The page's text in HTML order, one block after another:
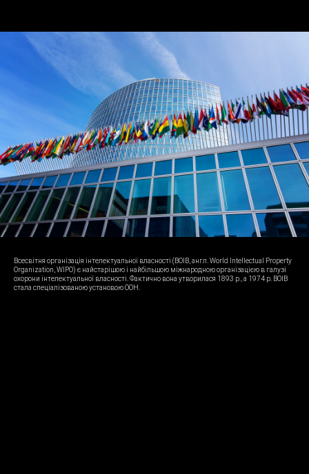
Всесвітня організація інтелектуальної власності (ВОІВ, англ. World Intellectual Property
Organization, WIPO) є найстарішою і найбільшою міжнародною організацією в галузі
охорони інтелектуальної власності. Фактично вона утворилася 1893 р., а 1974 р. ВОІВ
стала спеціалізованою установою ООН.